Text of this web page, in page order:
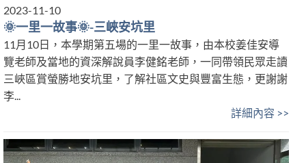
2023-11-10
🌞一里一故事🌞-三峽安坑里
11月10日，本學期第五場的一里一故事，由本校姜佳安導
覽老師及當地的資深解說員李健銘老師，一同帶領民眾走讀
三峽區賞螢勝地安坑里，了解社區文史與豐富生態，更謝謝
李...
詳細內容 >>